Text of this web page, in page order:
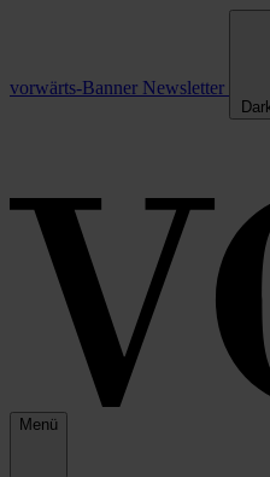
vorwärts-Banner Newsletter
Menü